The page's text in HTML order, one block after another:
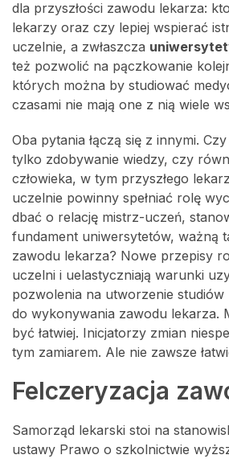
dla przyszłości zawodu lekarza:
lekarzy oraz czy lepiej wspierać
uczelnie, a zwłaszcza
też pozwolić na pączkowanie
których można by studiować
czasami nie mają one z nią wiele
Oba pytania łączą się z innymi.
tylko zdobywanie wiedzy, czy
człowieka, w tym przyszłego
uczelnie powinny spełniać rolę
dbać o relację mistrz-uczeń,
fundament uniwersytetów, ważną
zawodu lekarza? Nowe przepisy
uczelni i uelastyczniają warunki
pozwolenia na utworzenie
do wykonywania zawodu lekarza.
być łatwiej. Inicjatorzy zmian
tym zamiarem. Ale nie zawsze
Felczeryzacja
Samorząd lekarski stoi na
ustawy Prawo o szkolnictwie